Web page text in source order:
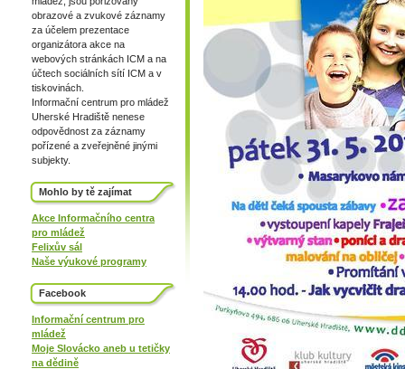
obrazové a zvukové záznamy
za účelem prezentace
organizátora akce na
webových stránkách ICM a na
účtech sociálních sítí ICM a v
tiskovinách.
Informační centrum pro mládež
Uherské Hradiště nenese
odpovědnost za záznamy
pořízené a zveřejněné jinými
subjekty.
Mohlo by tě zajímat
Akce Informačního centra
pro mládež
Felixův sál
Naše výukové programy
Facebook
Informační centrum pro
mládež
Moje Slovácko aneb u tetičky
na dědině